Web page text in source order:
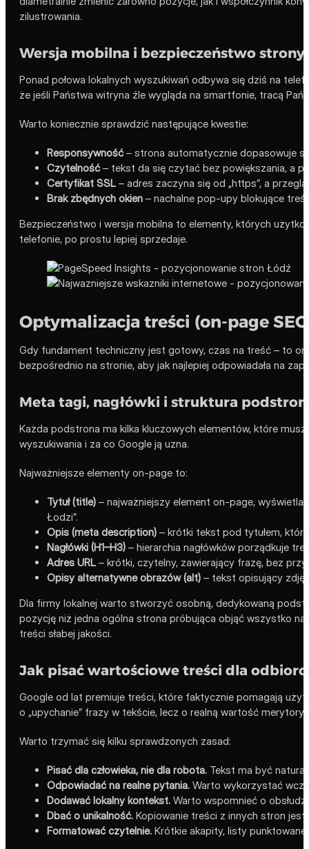
zilustrowania.
Wersja mobilna i bezpieczeństwo strony
Ponad połowa lokalnych wyszukiwań odbywa się dziś na
że jeśli Państwa witryna źle wygląda na smartfonie, tracą
Warto koniecznie sprawdzić następujące kwestie:
Responsywność– strona automatycznie dopasowuje
Czytelność– tekst da się czytać bez powiększania, a
Certyfikat SSL – adres zaczyna się od „https”, a
Brak zbędnych okien – nachalne pop-upy blokujące
Bezpieczeństwo i wersja mobilna to elementy, których
telefonie, po prostu lepiej sprzedaje.
Optymalizacja treści (on-page
Gdy fundament techniczny jest gotowy, czas na treść – to
bezpośrednio na stronie, aby jak najlepiej odpowiadała na
Meta tagi, nagłówki i struktura
Każda podstrona ma kilka kluczowych elementów, które
wyszukiwania i za co Google ją uzna.
Najważniejsze elementy on-page to:
Tytuł (title) – najważniejszy element on-page,
Łodzi”.
Opis (meta description) – krótki tekst pod tytułem,
Nagłówki (H1–H3) – hierarchia nagłówków porządkuje
Adres URL – krótki, czytelny, zawierający frazę, bez
Opisy alternatywne obrazów (alt) – tekst opisujący
Dla firmy lokalnej warto stworzyć osobną, dedykowaną
pozycję niż jedna ogólna strona próbująca objąć wszystko
treści słabej jakości.
Jak pisać wartościowe treści dla
Google od lat premiuje treści, które faktycznie pomagają
o „upychanie” frazy w tekście, lecz o realną wartość
Warto trzymać się kilku sprawdzonych zasad:
Pisać dla człowieka, nie dla robota. Tekst ma być
Odpowiadać na realne pytania. Warto wykorzystać
Dodawać lokalny kontekst. Warto wspomnieć o
Dbać o unikalność. Kopiowanie treści z innych stron
Formatować czytelnie. Krótkie akapity, listy